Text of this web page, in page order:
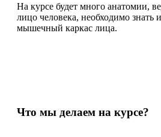
На курсе будет много анатомии,
лицо человека, необходимо знать
мышечный каркас лица.
Что мы делаем на курсе?